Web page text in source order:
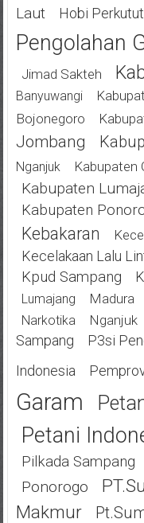
Laut Hobi Perkutut
Pengolahan
Jimad Sakteh
Banyuwangi
Bojonegoro
Jombang
Nganjuk
Kabupaten
Kabupaten
Kabupaten
Kebakaran
Kecelakaan Lalu
Kpud Sampang
Lumajang
Madura
Narkotika Nganjuk
Sampang
P3si
Indonesia
Garam
Petani
Pilkada Sampang
Ponorogo
Makmur